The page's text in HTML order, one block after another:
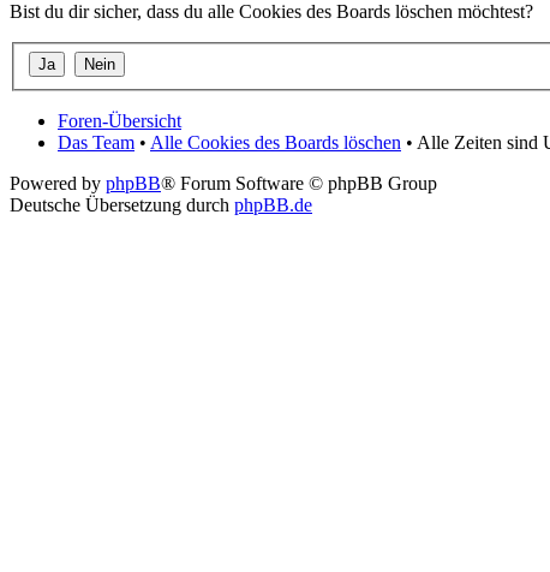
Bist du dir sicher, dass du alle Cookies des Boards löschen möchtest?
Foren-Übersicht
Das Team • Alle Cookies des Boards löschen • Alle Zeiten sind
Powered by phpBB® Forum Software © phpBB Group
Deutsche Übersetzung durch phpBB.de